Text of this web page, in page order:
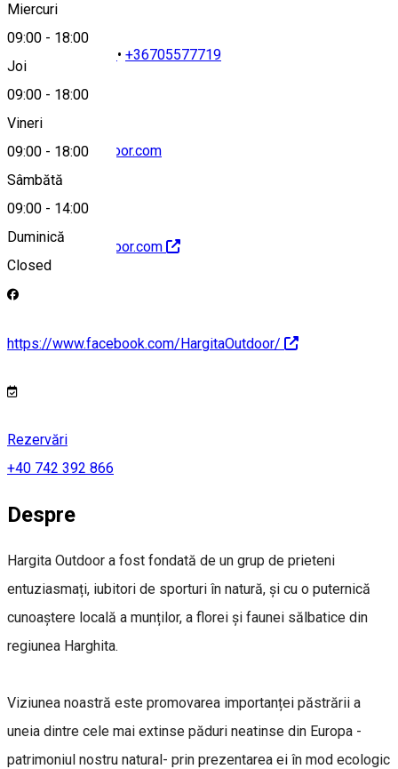
Miercuri
09:00 - 18:00
Joi
09:00 - 18:00
Vineri
09:00 - 18:00
Sâmbătă
09:00 - 14:00
Duminică
Closed
• +36705577719
info@hargitaoutdoor.com
http://hargitaoutdoor.com
https://www.facebook.com/HargitaOutdoor/
Rezervări
+40 742 392 866
Despre
Hargita Outdoor a fost fondată de un grup de prieteni
entuziasmați, iubitori de sporturi în natură, și cu o puternică
cunoaștere locală a munților, a florei și faunei sălbatice din
regiunea Harghita.
Viziunea noastră este promovarea importanței păstrării a
uneia dintre cele mai extinse păduri neatinse din Europa -
patrimoniul nostru natural- prin prezentarea ei în mod ecologic